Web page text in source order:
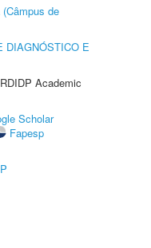
de
DIAGNÓSTICO E
Academic
Scholar
Fapesp